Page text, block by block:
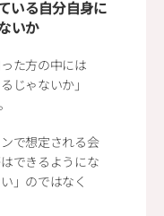
いる自分自身に
いか
た方の中には
じゃないか」
で想定される会
できるようにな
」のではなく